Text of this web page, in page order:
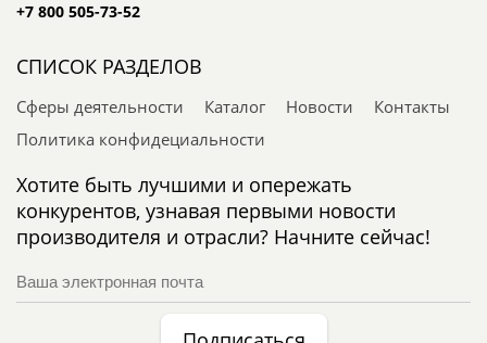
+7 800 505-73-52
СПИСОК РАЗДЕЛОВ
Сферы деятельности Каталог Новости
Контакты
Политика конфидециальности
Хотите быть лучшими и опережать
конкурентов, узнавая первыми новости
производителя и отрасли? Начните сейчас!